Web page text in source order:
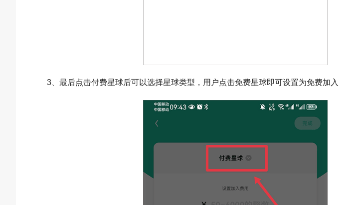
3、最后点击付费星球后可以选择星球类型，用户点击免费星球即可设置为免费加入